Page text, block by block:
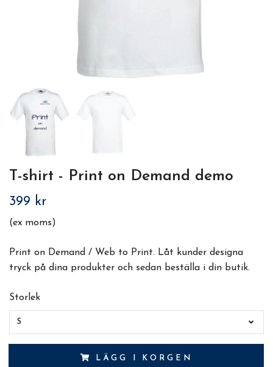
T-shirt - Print on Demand demo
399 kr
(ex moms)
Print on Demand / Web to Print. Låt kunder designa
tryck på dina produkter och sedan beställa i din butik.
Storlek
S
LÄGG I KORGEN